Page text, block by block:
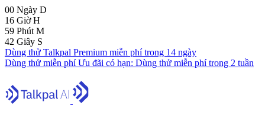
00 Ngày D
16 GiờH
59 Phút M
41 Giây S
Dùng thử Talkpal Premium miễn phí trong 14 ngày
Dùng thử miễn phíƯu đãi có hạn: Dùng thử miễn phí trong 2 tuần